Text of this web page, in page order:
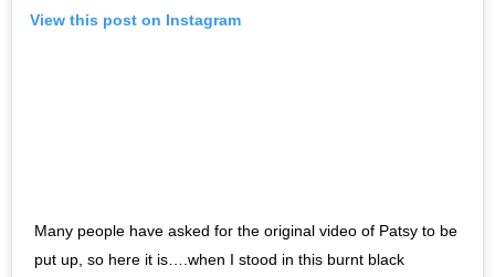
View this post on Instagram
Many people have asked for the original video of Patsy to be
put up, so here it is….when I stood in this burnt black